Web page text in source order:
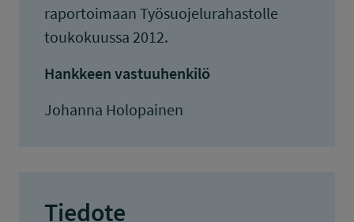
raportoimaan Työsuojelurahastolle
toukokuussa 2012.
Hankkeen vastuuhenkilö
Johanna Holopainen
Tiedote